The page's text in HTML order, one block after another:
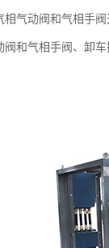
气动阀和气相手
和气相手阀、卸